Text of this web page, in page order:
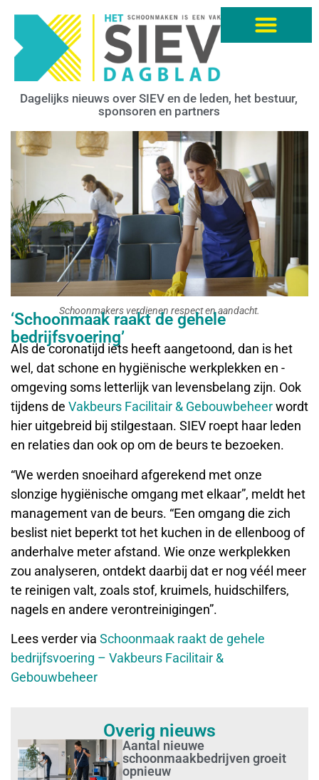
Dagelijks nieuws over SIEV en de leden, het bestuur,
sponsoren en partners
Schoonmakers verdienen respect en aandacht.
‘Schoonmaak raakt de gehele
bedrijfsvoering’
Als de coronatijd iets heeft aangetoond, dan is het
wel, dat schone en hygiënische werkplekken en -
omgeving soms letterlijk van levensbelang zijn. Ook
tijdens de Vakbeurs Facilitair & Gebouwbeheerwordt
hier uitgebreid bij stilgestaan. SIEV roept haar leden
en relaties dan ook op om de beurs te bezoeken.
“We werden snoeihard afgerekend met onze
slonzige hygiënische omgang met elkaar”, meldt het
management van de beurs. “Een omgang die zich
beslist niet beperkt tot het kuchen in de ellenboog of
anderhalve meter afstand. Wie onze werkplekken
zou analyseren, ontdekt daarbij dat er nog véél meer
te reinigen valt, zoals stof, kruimels, huidschilfers,
nagels en andere verontreinigingen”.
Lees verder via Schoonmaak raakt de gehele
bedrijfsvoering – Vakbeurs Facilitair &
Gebouwbeheer
Overig nieuws
Aantal nieuwe
schoonmaakbedrijven groeit
opnieuw